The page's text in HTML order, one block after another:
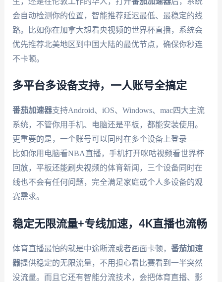
会自动检测你的位置，智能推荐延迟最低、最稳定的线
路。比如你在加拿大想看央视频的世界杯直播，系统会
优先推荐北美地区到中国大陆的最优节点，确保你秒连
不卡顿。
多平台多设备支持，一人账号全搞定
番茄加速器支持Android、iOS、Windows、mac四大主流
系统，不管你用手机、电脑还是平板，都能安装使用。
更重要的是，一个账号可以同时在多个设备上登录——
比如你用电脑看NBA直播，手机打开咪咕视频看世界杯
回放，平板还能刷央视频的体育新闻，三个设备同时在
线也不会有任何问题，完全满足家庭或个人多设备的观
赛需求。
稳定无限流量+专线加速，4K直播也流畅
体育直播最怕的就是中途断流或者画面卡顿， 番茄加速
器提供稳定的无限流量，不用担心看比赛看到一半突然
没流量。而且它还有智能分流技术，会把体育直播、影